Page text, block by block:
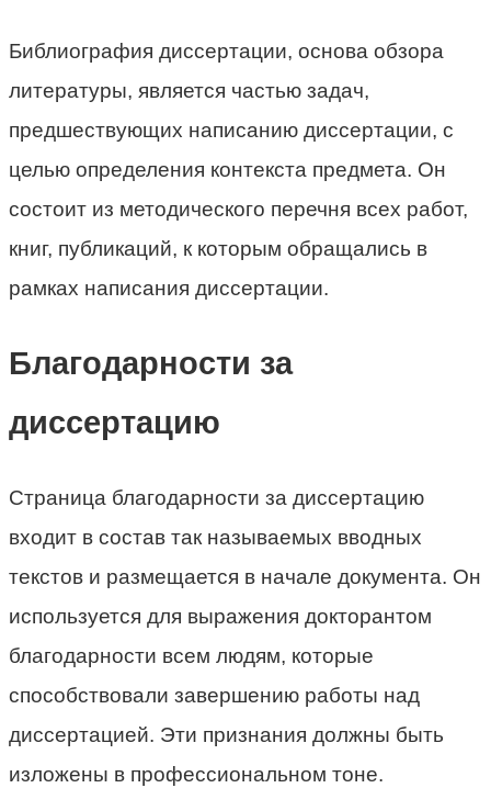
Библиография диссертации, основа обзора
литературы, является частью задач,
предшествующих написанию диссертации, с
целью определения контекста предмета. Он
состоит из методического перечня всех работ,
книг, публикаций, к которым обращались в
рамках написания диссертации.
Благодарности за
диссертацию
Страница благодарности за диссертацию
входит в состав так называемых вводных
текстов и размещается в начале документа. Он
используется для выражения докторантом
благодарности всем людям, которые
способствовали завершению работы над
диссертацией. Эти признания должны быть
изложены в профессиональном тоне.